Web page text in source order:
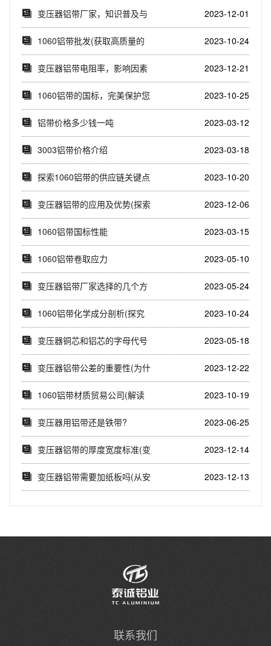
变压器铝带厂家，知识普及与
品牌推荐(了解变...
2023-12-01
1060铝带批发(获取高质量的
1060铝带...
2023-10-24
变压器铝带电阻率，影响因素
与改进措施(分析...
2023-12-21
1060铝带的国标，完美保护您
的产品(了解...
2023-10-25
铝带价格多少钱一吨 2023-03-12
3003铝带价格介绍 2023-03-18
探索1060铝带的供应链关键点
(1060铝...
2023-10-20
变压器铝带的应用及优势(探索
变压器铝带的多...
2023-12-06
1060铝带国标性能 2023-03-15
1060铝带卷取应力 2023-05-10
变压器铝带厂家选择的几个方
面
2023-05-24
1060铝带化学成分剖析(探究
1060铝带...
2023-10-24
变压器铜芯和铝芯的字母代号 2023-05-18
变压器铝带公差的重要性(为什
么变压器铝带公...
2023-12-22
1060铝带材质贸易公司(解读
1060铝带...
2023-10-19
变压器用铝带还是铁带? 2023-06-25
变压器铝带的厚度宽度标准(变
压器铝带的厚度...
2023-12-14
变压器铝带需要加纸板吗(从安
2023-12-13
联系我们